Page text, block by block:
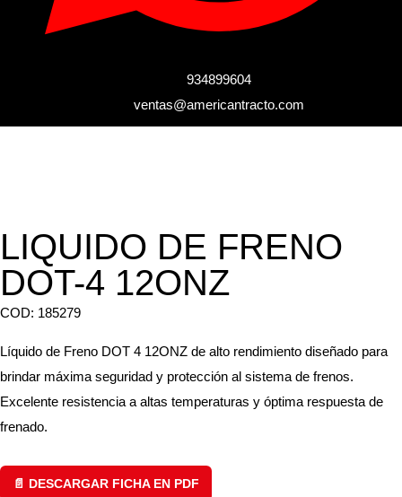
934899604
ventas@americantracto.com
LIQUIDO DE FRENO
DOT-4 12ONZ
COD: 185279
Líquido de Freno DOT 4 12ONZ de alto rendimiento diseñado para
brindar máxima seguridad y protección al sistema de frenos.
Excelente resistencia a altas temperaturas y óptima respuesta de
frenado.
📄 DESCARGAR FICHA EN PDF